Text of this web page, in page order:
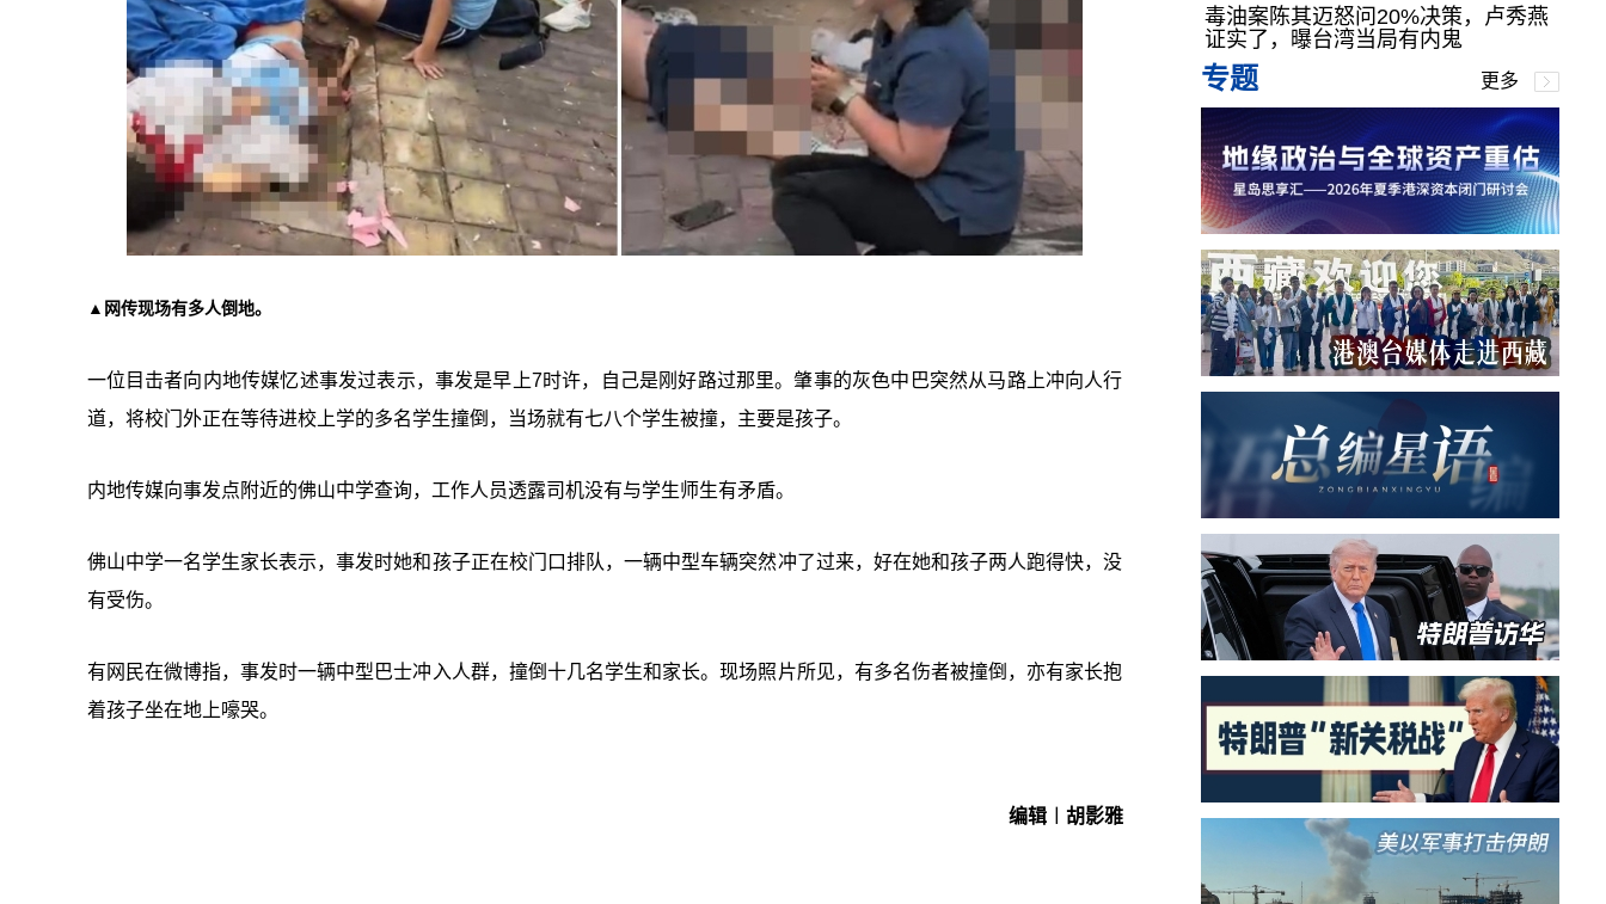
▲网传现场有多人倒地。
一位目击者向内地传媒忆述事发过表示，事发是早上7时许，自己是刚好路过那里。肇事的灰色中巴突然从马路上冲向人行
道，将校门外正在等待进校上学的多名学生撞倒，当场就有七八个学生被撞，主要是孩子。
内地传媒向事发点附近的佛山中学查询，工作人员透露司机没有与学生师生有矛盾。
佛山中学一名学生家长表示，事发时她和孩子正在校门口排队，一辆中型车辆突然冲了过来，好在她和孩子两人跑得快，没
有受伤。
有网民在微博指，事发时一辆中型巴士冲入人群，撞倒十几名学生和家长。现场照片所见，有多名伤者被撞倒，亦有家长抱
着孩子坐在地上嚎哭。
编辑︱胡影雅
毒油案陈其迈怒问20%决策，卢秀燕
证实了，曝台湾当局有内鬼
专题 更多